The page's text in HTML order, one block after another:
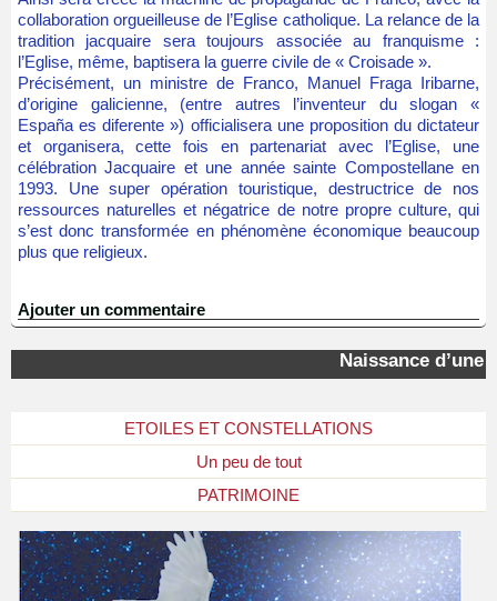
ETOILES ET CONSTELLATIONS
Un peu de tout
PATRIMOINE
collaboration orgueilleuse de l’Eglise catholique. La relance de la
tradition jacquaire sera toujours associée au franquisme :
l’Eglise, même, baptisera la guerre civile de « Croisade ».
Précisément, un ministre de Franco, Manuel Fraga Iribarne,
d’origine galicienne, (entre autres l’inventeur du slogan «
España es diferente ») officialisera une proposition du dictateur
et organisera, cette fois en partenariat avec l’Eglise, une
célébration Jacquaire et une année sainte Compostellane en
1993. Une super opération touristique, destructrice de nos
ressources naturelles et négatrice de notre propre culture, qui
s’est donc transformée en phénomène économique beaucoup
plus que religieux.
Ajouter un commentaire
Naissance d’une